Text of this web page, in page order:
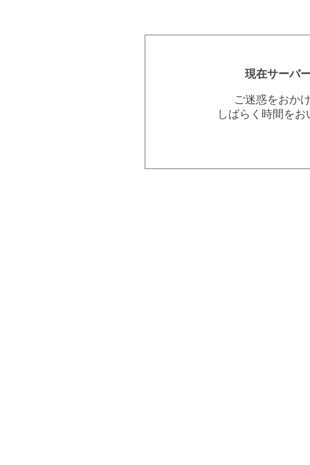
現在サーバ
ご迷惑をおか
しばらく時間を